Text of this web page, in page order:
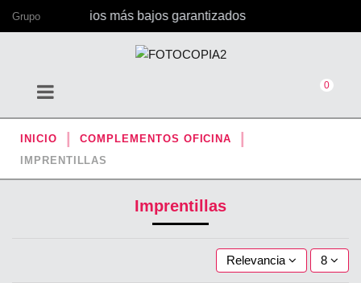
Grupo
con los precios más bajos garantizados
0
INICIO
COMPLEMENTOS OFICINA
IMPRENTILLAS
Imprentillas
Relevancia 8